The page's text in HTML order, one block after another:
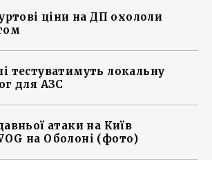
ціни на ДП охололи
тестуватимуть локальну
для АЗС
атаки на Київ
на Оболоні (фото)